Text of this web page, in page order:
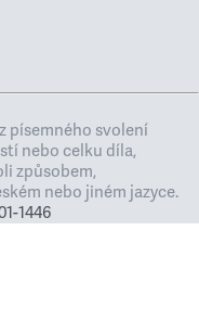
písemného svolení
nebo celku díla,
způsobem,
nebo jiném jazyce.
1446